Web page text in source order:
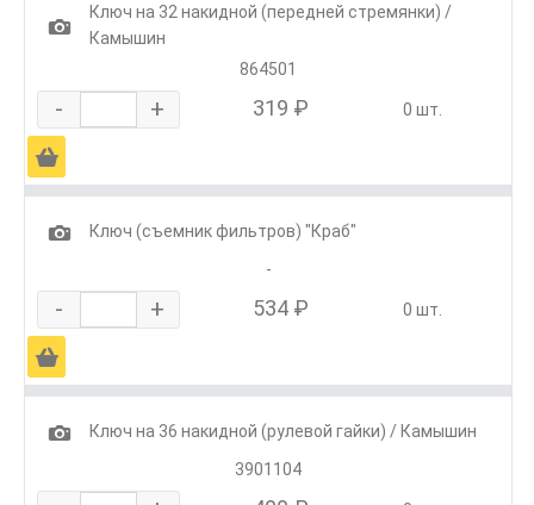
1
Ключ на 32 накидной (передней стремянки) /
Камышин
864501
- + 319 ₽ 0 шт.
Ä
1
Ключ (съемник фильтров) "Краб"
-
- + 534 ₽ 0 шт.
Ä
1
Ключ на 36 накидной (рулевой гайки) / Камышин
3901104